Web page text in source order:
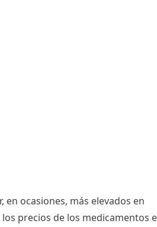
ocasiones, más elevados en
precios de los medicamentos